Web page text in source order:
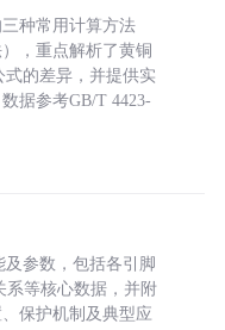
种常用计算方法
，重点解析了黄铜
式的差异，并提供实
据参考GB/T 4423-
及参数，包括各引脚
系等核心数据，并附
保护机制及典型应